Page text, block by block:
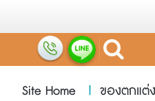
Site Home | ของตกแต่